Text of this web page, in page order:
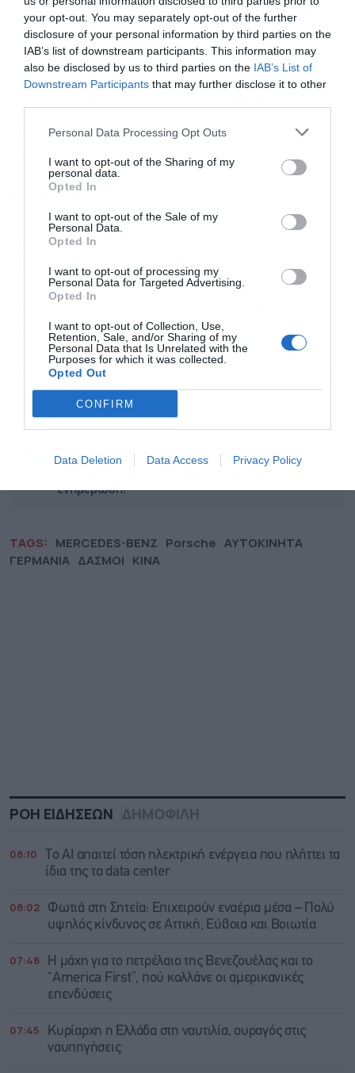
your opt-out. You may separately opt-out of the further
disclosure of your personal information by third parties on the
IAB’s list of downstream participants. This information may
also be disclosed by us to third parties on the IAB’s List of
Downstream Participants that may further disclose it to other
Personal Data Processing Opt Outs
I want to opt-out of the Sharing of my
personal data.
Opted In
I want to opt-out of the Sale of my
Personal Data.
Opted In
I want to opt-out of processing my
Personal Data for Targeted Advertising.
Opted In
I want to opt-out of Collection, Use,
Retention, Sale, and/or Sharing of my
Personal Data that Is Unrelated with the
Purposes for which it was collected.
Opted Out
CONFIRM
Data Deletion Data Access Privacy Policy
άνοιξη επιβαρύνθηκαν με δασμούς έως και
100%, προτού επιτευχθεί εκεχειρία μεταξύ
Ουάσιγκτον και Πεκίνου τον Μάιο. Αυτό
επιδείνωσε περαιτέρω τα προβλήματα της
εταιρείας στην Κίνα, η οποία αντιστοιχούσε σε
περίπου ένα τρίτο των συνολικών πωλήσεών
της για το τρέχον έτος.
Διαβάστε επίσης
Ανατροπές στην αγορά αυτοκινήτου φέρνει η
Υδρογόνο: Ποιες αυτοκινητοβιομηχανίες το
εγκαταλείπουν, ποιες συνεχίζουν
Audi: Μειώνει τις προβλέψεις για το 2025 λόγω
δασμών Τραμπ
Ακολουθήστε το Powergame.gr στο
ενημέρωση!
TAGS: MERCEDES-BENZ Porsche ΑΥΤΟΚΙΝΗΤΑ
ΓΕΡΜΑΝΙΑ ΔΑΣΜΟΙ ΚΙΝΑ
ΡΟΗ ΕΙΔΗΣΕΩΝ ΔΗΜΟΦΙΛΗ
08:10
Το AI απαιτεί τόση ηλεκτρική ενέργεια που πλήττει τα
ίδια της τα data center
08:02
Φωτιά στη Σητεία: Επιχειρούν εναέρια μέσα – Πολύ
υψηλός κίνδυνος σε Αττική, Εύβοια και Βοιωτία
07:48
Η μάχη για το πετρέλαιο της Βενεζουέλας και το
“America First”, πού κολλάνε οι αμερικανικές
επενδύσεις
07:45
Κυρίαρχη η Ελλάδα στη ναυτιλία, ουραγός στις
ναυπηγήσεις